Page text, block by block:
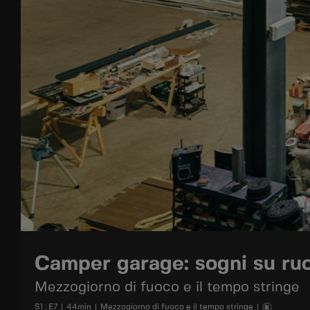
Camper garage: sogni su
Mezzogiorno di fuoco e il tempo stringe
S1 : E7 44min Mezzogiorno di fuoco e il tempo stringe